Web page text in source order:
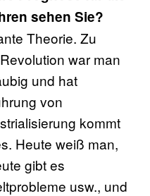
sehen Sie?
Theorie. Zu
war man
und hat
von
kommt
Heute weiß man,
gibt es
usw., und